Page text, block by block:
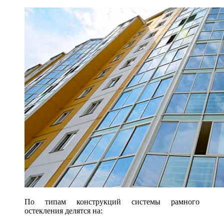
По типам конструкций системы рамного
остекления делятся на: